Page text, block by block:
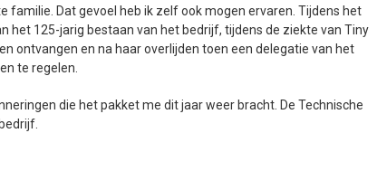
familie. Dat gevoel heb ik zelf ook mogen ervaren. Tijdens het
het 125-jarig bestaan van het bedrijf, tijdens de ziekte van Tiny
ontvangen en na haar overlijden toen een delegatie van het
te regelen.
die het pakket me dit jaar weer bracht. De Technische